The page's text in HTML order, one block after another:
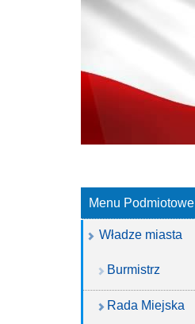
Menu Podmiotowe
Władze miasta
Burmistrz
Rada Miejska